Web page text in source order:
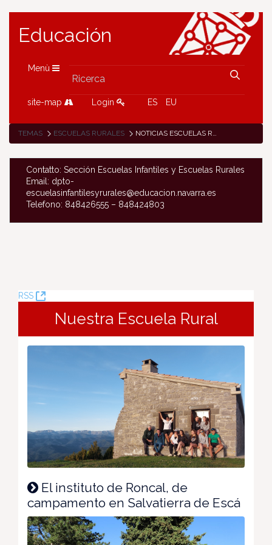
Educación
Menù
site-map Login ES EU
TEMAS ESCUELAS RURALES NOTICIAS ESCUELAS RURALES
Contatto: Sección Escuelas Infantiles y Escuelas Rurales
Email: dpto-
escuelasinfantilesyrurales@educacion.navarra.es
Telefono: 848426555 – 848424803
RSS
(Apre
nuova
Nuestra Escuela Rural
El instituto de Roncal, de
campamento en Salvatierra de Escá